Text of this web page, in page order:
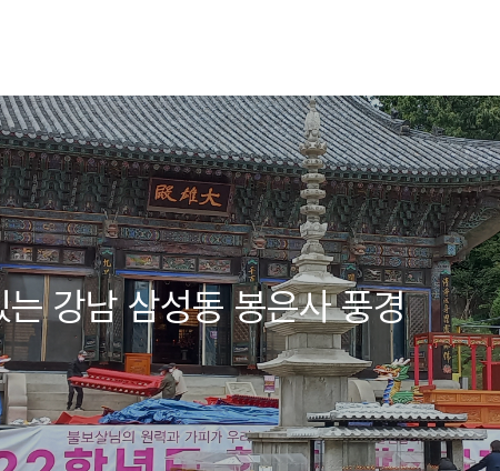
강남 삼성동 봉은사 풍경